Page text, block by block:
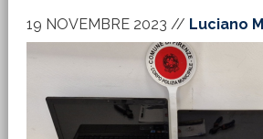
19 NOVEMBRE 2023 // Luciano